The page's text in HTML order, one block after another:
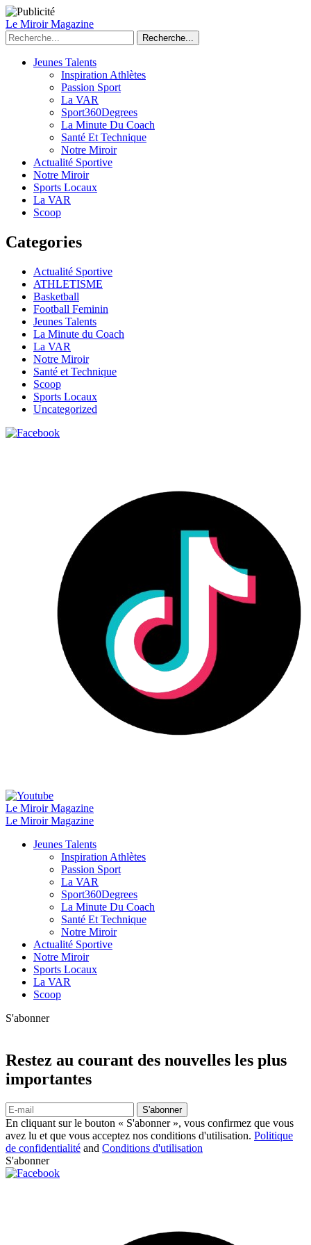
Le Miroir Magazine
Recherche...
Jeunes Talents
Inspiration Athlètes
Passion Sport
La VAR
Sport360Degrees
La Minute Du Coach
Santé Et Technique
Notre Miroir
Actualité Sportive
Notre Miroir
Sports Locaux
La VAR
Scoop
Categories
Actualité Sportive
ATHLETISME
Basketball
Football Feminin
Jeunes Talents
La Minute du Coach
La VAR
Notre Miroir
Santé et Technique
Scoop
Sports Locaux
Uncategorized
Le Miroir Magazine
Le Miroir Magazine
Jeunes Talents
Inspiration Athlètes
Passion Sport
La VAR
Sport360Degrees
La Minute Du Coach
Santé Et Technique
Notre Miroir
Actualité Sportive
Notre Miroir
Sports Locaux
La VAR
Scoop
S'abonner
Restez au courant des nouvelles les plus
importantes
S'abonner
En cliquant sur le bouton « S'abonner », vous confirmez que vous
avez lu et que vous acceptez nos conditions d'utilisation. Politique
de confidentialité and Conditions d'utilisation
S'abonner